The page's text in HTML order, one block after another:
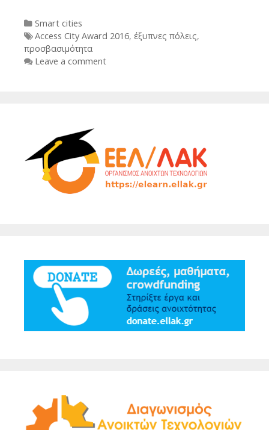
Categories
Smart cities
Tags
Access City Award 2016, έξυπνες πόλεις,
προσβασιμότητα
Leave a comment